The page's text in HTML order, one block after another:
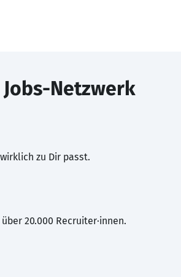
Jobs-Netzwerk
zu Dir passt.
20.000 Recruiter·innen.